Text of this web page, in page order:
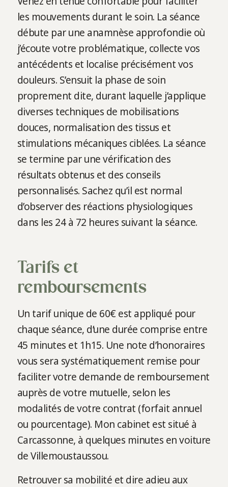
les mouvements durant le soin. La séance
débute par une anamnèse approfondie où
j’écoute votre problématique, collecte vos
antécédents et localise précisément vos
douleurs. S’ensuit la phase de soin
proprement dite, durant laquelle j’applique
diverses techniques de mobilisations
douces, normalisation des tissus et
stimulations mécaniques ciblées. La séance
se termine par une vérification des
résultats obtenus et des conseils
personnalisés. Sachez qu’il est normal
d’observer des réactions physiologiques
dans les 24 à 72 heures suivant la séance.
Tarifs et
remboursements
Un tarif unique de 60€ est appliqué pour
chaque séance, d’une durée comprise entre
45 minutes et 1h15. Une note d’honoraires
vous sera systématiquement remise pour
faciliter votre demande de remboursement
auprès de votre mutuelle, selon les
modalités de votre contrat (forfait annuel
ou pourcentage). Mon cabinet est situé à
Carcassonne, à quelques minutes en voiture
de Villemoustaussou.
Retrouver sa mobilité et dire adieu aux